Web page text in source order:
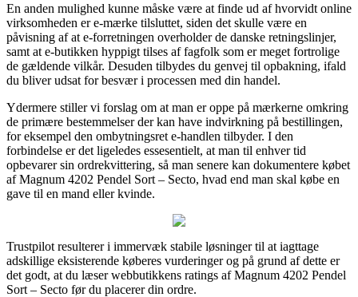
En anden mulighed kunne måske være at finde ud af hvorvidt online
virksomheden er e-mærke tilsluttet, siden det skulle være en
påvisning af at e-forretningen overholder de danske retningslinjer,
samt at e-butikken hyppigt tilses af fagfolk som er meget fortrolige
de gældende vilkår. Desuden tilbydes du genvej til opbakning, ifald
du bliver udsat for besvær i processen med din handel.
Ydermere stiller vi forslag om at man er oppe på mærkerne omkring
de primære bestemmelser der kan have indvirkning på bestillingen,
for eksempel den ombytningsret e-handlen tilbyder. I den
forbindelse er det ligeledes essesentielt, at man til enhver tid
opbevarer sin ordrekvittering, så man senere kan dokumentere købet
af Magnum 4202 Pendel Sort – Secto, hvad end man skal købe en
gave til en mand eller kvinde.
Trustpilot resulterer i immervæk stabile løsninger til at iagttage
adskillige eksisterende køberes vurderinger og på grund af dette er
det godt, at du læser webbutikkens ratings af Magnum 4202 Pendel
Sort – Secto før du placerer din ordre.